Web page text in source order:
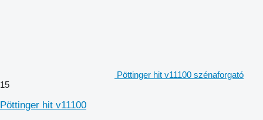
Pöttinger hit v11100 szénaforgató
15
Pöttinger hit v11100